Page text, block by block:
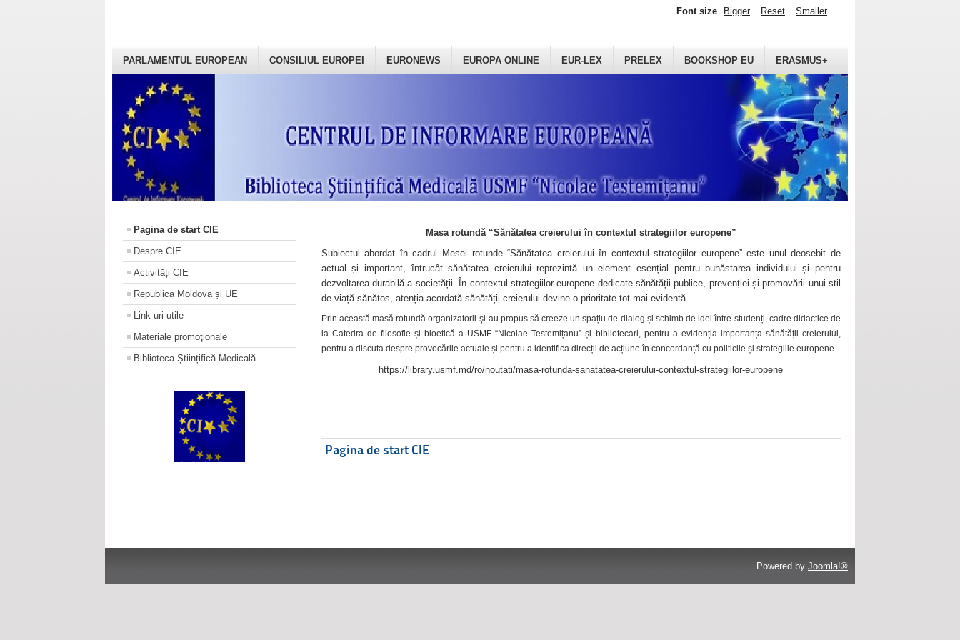
PARLAMENTUL EUROPEAN CONSILIUL EUROPEI EURONEWS EUROPA ONLINE EUR-LEX PRELEX BOOKSHOP EU ERASMUS+
Font size Bigger Reset Smaller
Pagina de start CIE
Despre CIE
Activități CIE
Republica Moldova și UE
Link-uri utile
Materiale promoţionale
Biblioteca Științifică Medicală
Masa rotundă “Sănătatea creierului în contextul strategiilor europene”
Subiectul abordat în cadrul Mesei rotunde “Sănătatea creierului în contextul strategiilor europene” este unul deosebit de
actual și important, întrucât sănătatea creierului reprezintă un element esențial pentru bunăstarea individului și pentru
dezvoltarea durabilă a societății. În contextul strategiilor europene dedicate sănătății publice, prevenției și promovării unui stil
de viață sănătos, atenția acordată sănătății creierului devine o prioritate tot mai evidentă.
Prin această masă rotundă organizatorii şi-au propus să creeze un spațiu de dialog și schimb de idei între studenți, cadre didactice de
la Catedra de filosofie și bioetică a USMF “Nicolae Testemițanu” și bibliotecari, pentru a evidenția importanța sănătății creierului,
pentru a discuta despre provocările actuale și pentru a identifica direcții de acțiune în concordanță cu politicile și strategiile europene.
https://library.usmf.md/ro/noutati/masa-rotunda-sanatatea-creierului-contextul-strategiilor-europene
Pagina de start CIE
Powered by Joomla!®